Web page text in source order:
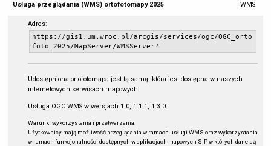
Usługa przeglądania (WMS) ortofotomapy 2025 WMS
Adres:
https://gis1.um.wroc.pl/arcgis/services/ogc/OGC_orto
foto_2025/MapServer/WMSServer?
Udostępniona ortofotomapa jest tą samą, która jest dostępna w naszych
internetowych serwisach mapowych.
Usługa OGC WMS w wersjach 1.0, 1.1.1, 1.3.0
Warunki wykorzystania i przetwarzania:
Użytkownicy mają możliwość przeglądania w ramach usługi WMS oraz wykorzystania
w ramach funkcjonalności dostępnych w aplikacjach mapowych SIP, w których dane są